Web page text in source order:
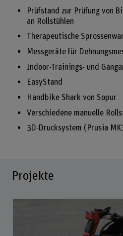
Prüfstand zur Prüfung von
an Rollstühlen
Therapeutische
Messgeräte für
Indoor-Trainings- und
EasyStand
Handbike Shark von Sopur
Verschiedene manuelle
3D-Drucksystem (Prusia
Projekte